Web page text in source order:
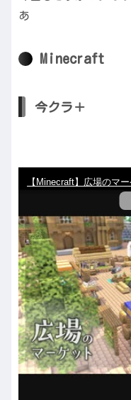
あ
Minecraft
今クラ＋